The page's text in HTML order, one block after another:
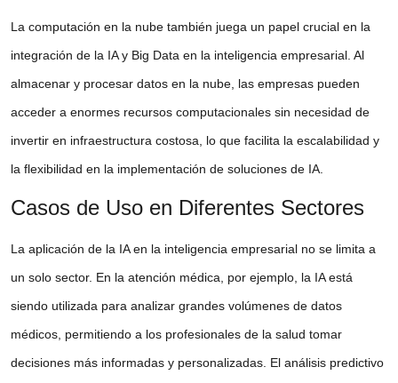
La computación en la nube también juega un papel crucial en la
integración de la IA y Big Data en la inteligencia empresarial. Al
almacenar y procesar datos en la nube, las empresas pueden
acceder a enormes recursos computacionales sin necesidad de
invertir en infraestructura costosa, lo que facilita la escalabilidad y
la flexibilidad en la implementación de soluciones de IA.
Casos de Uso en Diferentes Sectores
La aplicación de la IA en la inteligencia empresarial no se limita a
un solo sector. En la atención médica, por ejemplo, la IA está
siendo utilizada para analizar grandes volúmenes de datos
médicos, permitiendo a los profesionales de la salud tomar
decisiones más informadas y personalizadas. El análisis predictivo